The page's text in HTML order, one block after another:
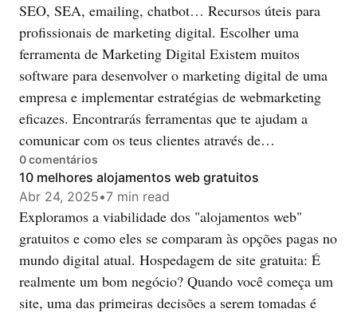
SEO, SEA, emailing, chatbot… Recursos úteis para
profissionais de marketing digital. Escolher uma
ferramenta de Marketing Digital Existem muitos
software para desenvolver o marketing digital de uma
empresa e implementar estratégias de webmarketing
eficazes. Encontrarás ferramentas que te ajudam a
comunicar com os teus clientes através de…
0comentários
10 melhores alojamentos web gratuitos
Abr 24, 2025•7 min read
Exploramos a viabilidade dos "alojamentos web"
gratuitos e como eles se comparam às opções pagas no
mundo digital atual. Hospedagem de site gratuita: É
realmente um bom negócio? Quando você começa um
site, uma das primeiras decisões a serem tomadas é